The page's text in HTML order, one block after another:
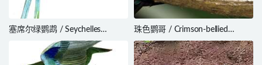
塞席尔绿鹦鹉 / Seychelles
Parakeet / Psittacula wardi
珠色鹦哥 / Crimson-bellied
Parakeet / Pyrrhura perlata